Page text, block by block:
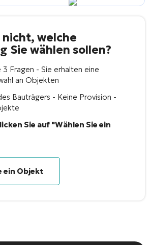
nicht, welche
Sie wählen sollen?
Fragen - Sie erhalten eine
an Objekten
Bauträgers - Keine Provision -
Sie auf "Wählen Sie ein
ein Objekt